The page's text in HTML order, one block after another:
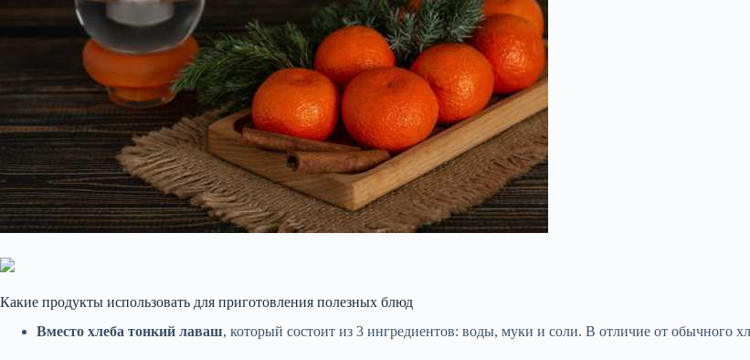
Какие продукты использовать для приготовления полезных блюд
Вместо хлеба тонкий лаваш, который состоит из 3 ингредиентов: воды, муки и соли. В отличие от обычного